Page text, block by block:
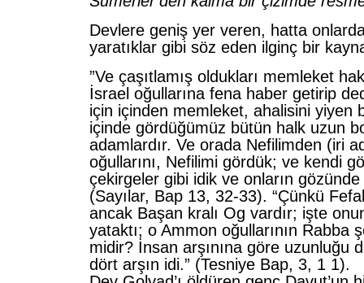
Devlere geniş yer veren, hatta
yaratıklar gibi söz eden ilginç bir
”Ve çaşıtlamış oldukları memleket
İsrael oğullarına fena haber getirip
için içinden memleket, ahalisini yiyen
içinde gördüğümüz bütün halk uzun
adamlardır. Ve orada Nefilimden (iri
oğullarını, Nefilimi gördük; ve kendi
çekirgeler gibi idik ve onların
(Sayılar, Bap 13, 32-33). “Çünkü
ancak Başan kralı Og vardır; işte
yataktı; o Ammon oğullarının Rabba
midir? İnsan arşınına göre uzunluğu
dört arşın idi.” (Tesniye Bap, 3, 1 1).